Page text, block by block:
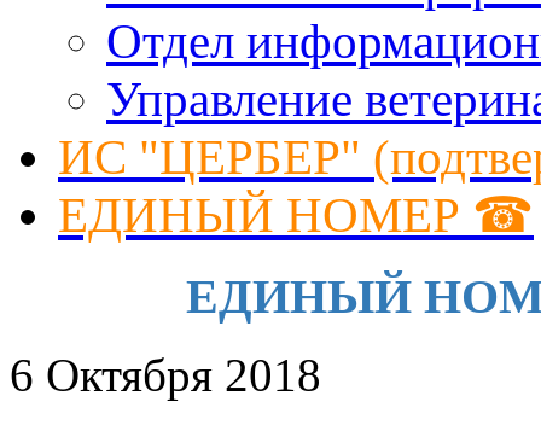
Отдел
Управление
ИС "ЦЕРБЕР"
ЕДИНЫЙ НОМЕР ☎
ЕДИНЫЙ
6 Октября 2018